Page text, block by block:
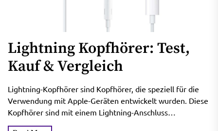
Lightning Kopfhörer: Test,
Kauf & Vergleich
Lightning-Kopfhörer sind Kopfhörer, die speziell für die
Verwendung mit Apple-Geräten entwickelt wurden. Diese
Kopfhörer sind mit einem Lightning-Anschluss
ausgestattet, der direkt in den Lightning-Port Ihres...